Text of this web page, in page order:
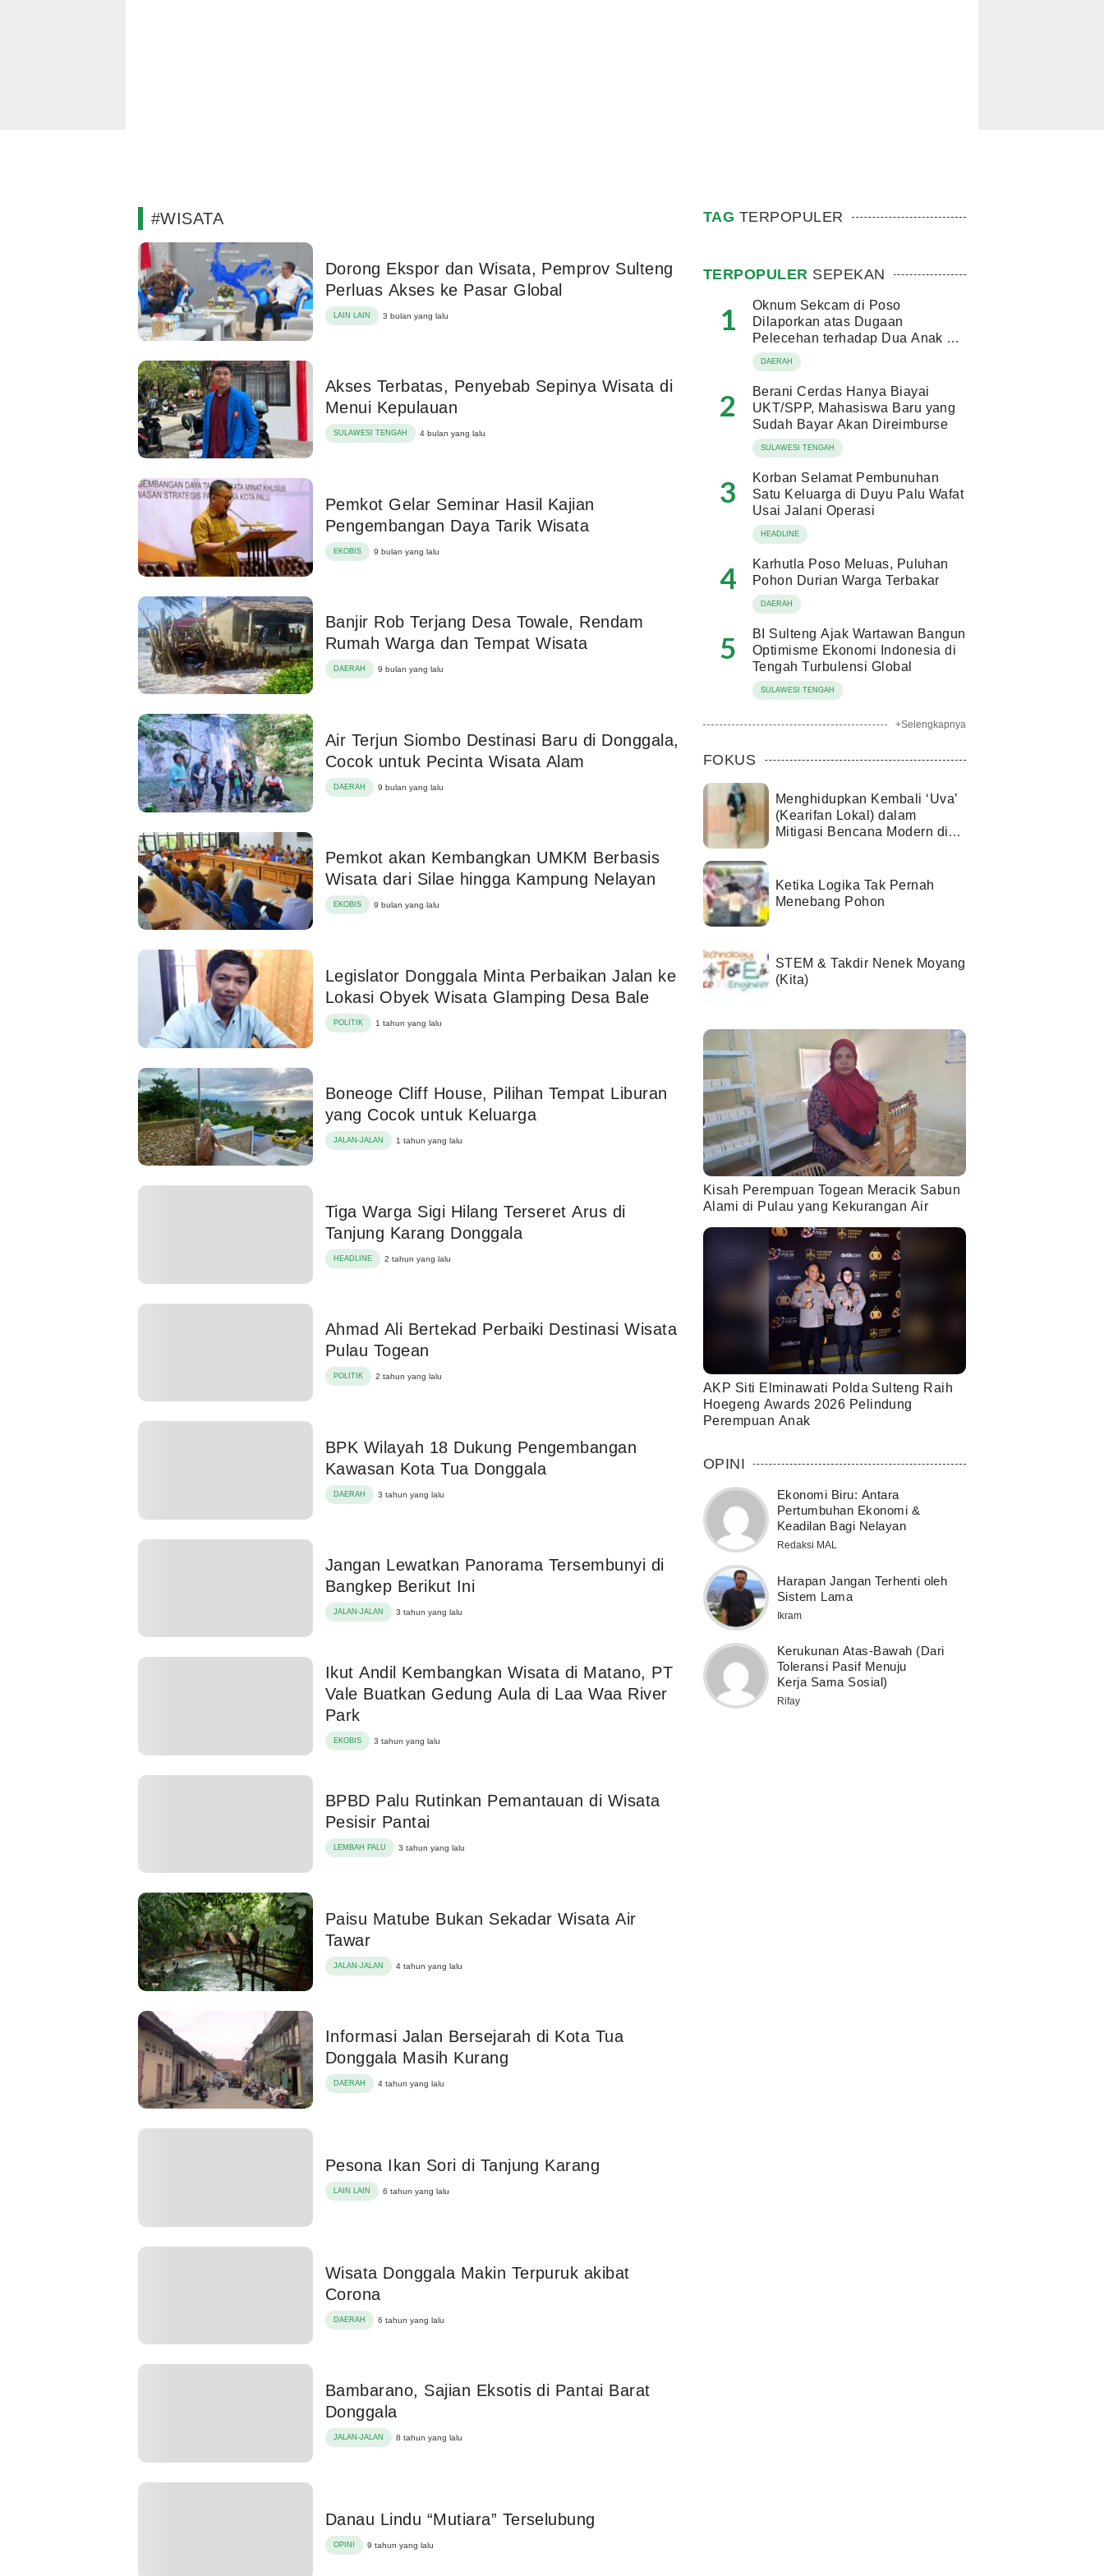
#WISATA
Dorong Ekspor dan Wisata, Pemprov Sulteng
Perluas Akses ke Pasar Global
LAIN LAIN 3 bulan yang lalu
Akses Terbatas, Penyebab Sepinya Wisata di
Menui Kepulauan
SULAWESI TENGAH 4 bulan yang lalu
Pemkot Gelar Seminar Hasil Kajian
Pengembangan Daya Tarik Wisata
EKOBIS 9 bulan yang lalu
Banjir Rob Terjang Desa Towale, Rendam
Rumah Warga dan Tempat Wisata
DAERAH 9 bulan yang lalu
Air Terjun Siombo Destinasi Baru di Donggala,
Cocok untuk Pecinta Wisata Alam
DAERAH 9 bulan yang lalu
Pemkot akan Kembangkan UMKM Berbasis
Wisata dari Silae hingga Kampung Nelayan
EKOBIS 9 bulan yang lalu
Legislator Donggala Minta Perbaikan Jalan ke
Lokasi Obyek Wisata Glamping Desa Bale
POLITIK 1 tahun yang lalu
Boneoge Cliff House, Pilihan Tempat Liburan
yang Cocok untuk Keluarga
JALAN-JALAN 1 tahun yang lalu
Tiga Warga Sigi Hilang Terseret Arus di
Tanjung Karang Donggala
HEADLINE 2 tahun yang lalu
Ahmad Ali Bertekad Perbaiki Destinasi Wisata
Pulau Togean
POLITIK 2 tahun yang lalu
BPK Wilayah 18 Dukung Pengembangan
Kawasan Kota Tua Donggala
DAERAH 3 tahun yang lalu
Jangan Lewatkan Panorama Tersembunyi di
Bangkep Berikut Ini
JALAN-JALAN 3 tahun yang lalu
Ikut Andil Kembangkan Wisata di Matano, PT
Vale Buatkan Gedung Aula di Laa Waa River
Park
EKOBIS 3 tahun yang lalu
BPBD Palu Rutinkan Pemantauan di Wisata
Pesisir Pantai
LEMBAH PALU 3 tahun yang lalu
Paisu Matube Bukan Sekadar Wisata Air
Tawar
JALAN-JALAN 4 tahun yang lalu
Informasi Jalan Bersejarah di Kota Tua
Donggala Masih Kurang
DAERAH 4 tahun yang lalu
Pesona Ikan Sori di Tanjung Karang
LAIN LAIN 6 tahun yang lalu
Wisata Donggala Makin Terpuruk akibat
Corona
DAERAH 6 tahun yang lalu
Bambarano, Sajian Eksotis di Pantai Barat
Donggala
JALAN-JALAN 8 tahun yang lalu
Danau Lindu “Mutiara” Terselubung
OPINI 9 tahun yang lalu
TAG TERPOPULER
TERPOPULER SEPEKAN
1
Oknum Sekcam di Poso
Dilaporkan atas Dugaan
Pelecehan terhadap Dua Anak di
Bawah Umur
DAERAH
2
Berani Cerdas Hanya Biayai
UKT/SPP, Mahasiswa Baru yang
Sudah Bayar Akan Direimburse
SULAWESI TENGAH
3
Korban Selamat Pembunuhan
Satu Keluarga di Duyu Palu Wafat
Usai Jalani Operasi
HEADLINE
4
Karhutla Poso Meluas, Puluhan
Pohon Durian Warga Terbakar
DAERAH
5
BI Sulteng Ajak Wartawan Bangun
Optimisme Ekonomi Indonesia di
Tengah Turbulensi Global
SULAWESI TENGAH
+Selengkapnya
FOKUS
Menghidupkan Kembali ‘Uva’
(Kearifan Lokal) dalam
Mitigasi Bencana Modern di
Ketika Logika Tak Pernah
Menebang Pohon
STEM & Takdir Nenek Moyang
(Kita)
Kisah Perempuan Togean Meracik Sabun
Alami di Pulau yang Kekurangan Air
AKP Siti Elminawati Polda Sulteng Raih
Hoegeng Awards 2026 Pelindung
Perempuan Anak
OPINI
Ekonomi Biru: Antara
Pertumbuhan Ekonomi &
Keadilan Bagi Nelayan
Redaksi MAL
Harapan Jangan Terhenti oleh
Sistem Lama
Ikram
Kerukunan Atas-Bawah (Dari
Toleransi Pasif Menuju
Kerja Sama Sosial)
Rifay